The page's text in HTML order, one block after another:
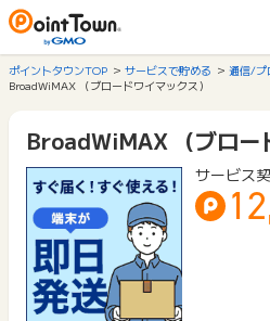
ポイントタウンTOP サービスで貯める
通信/プ
BroadWiMAX （ブロードワイマックス）
BroadWiMAX （ブロー
サービス